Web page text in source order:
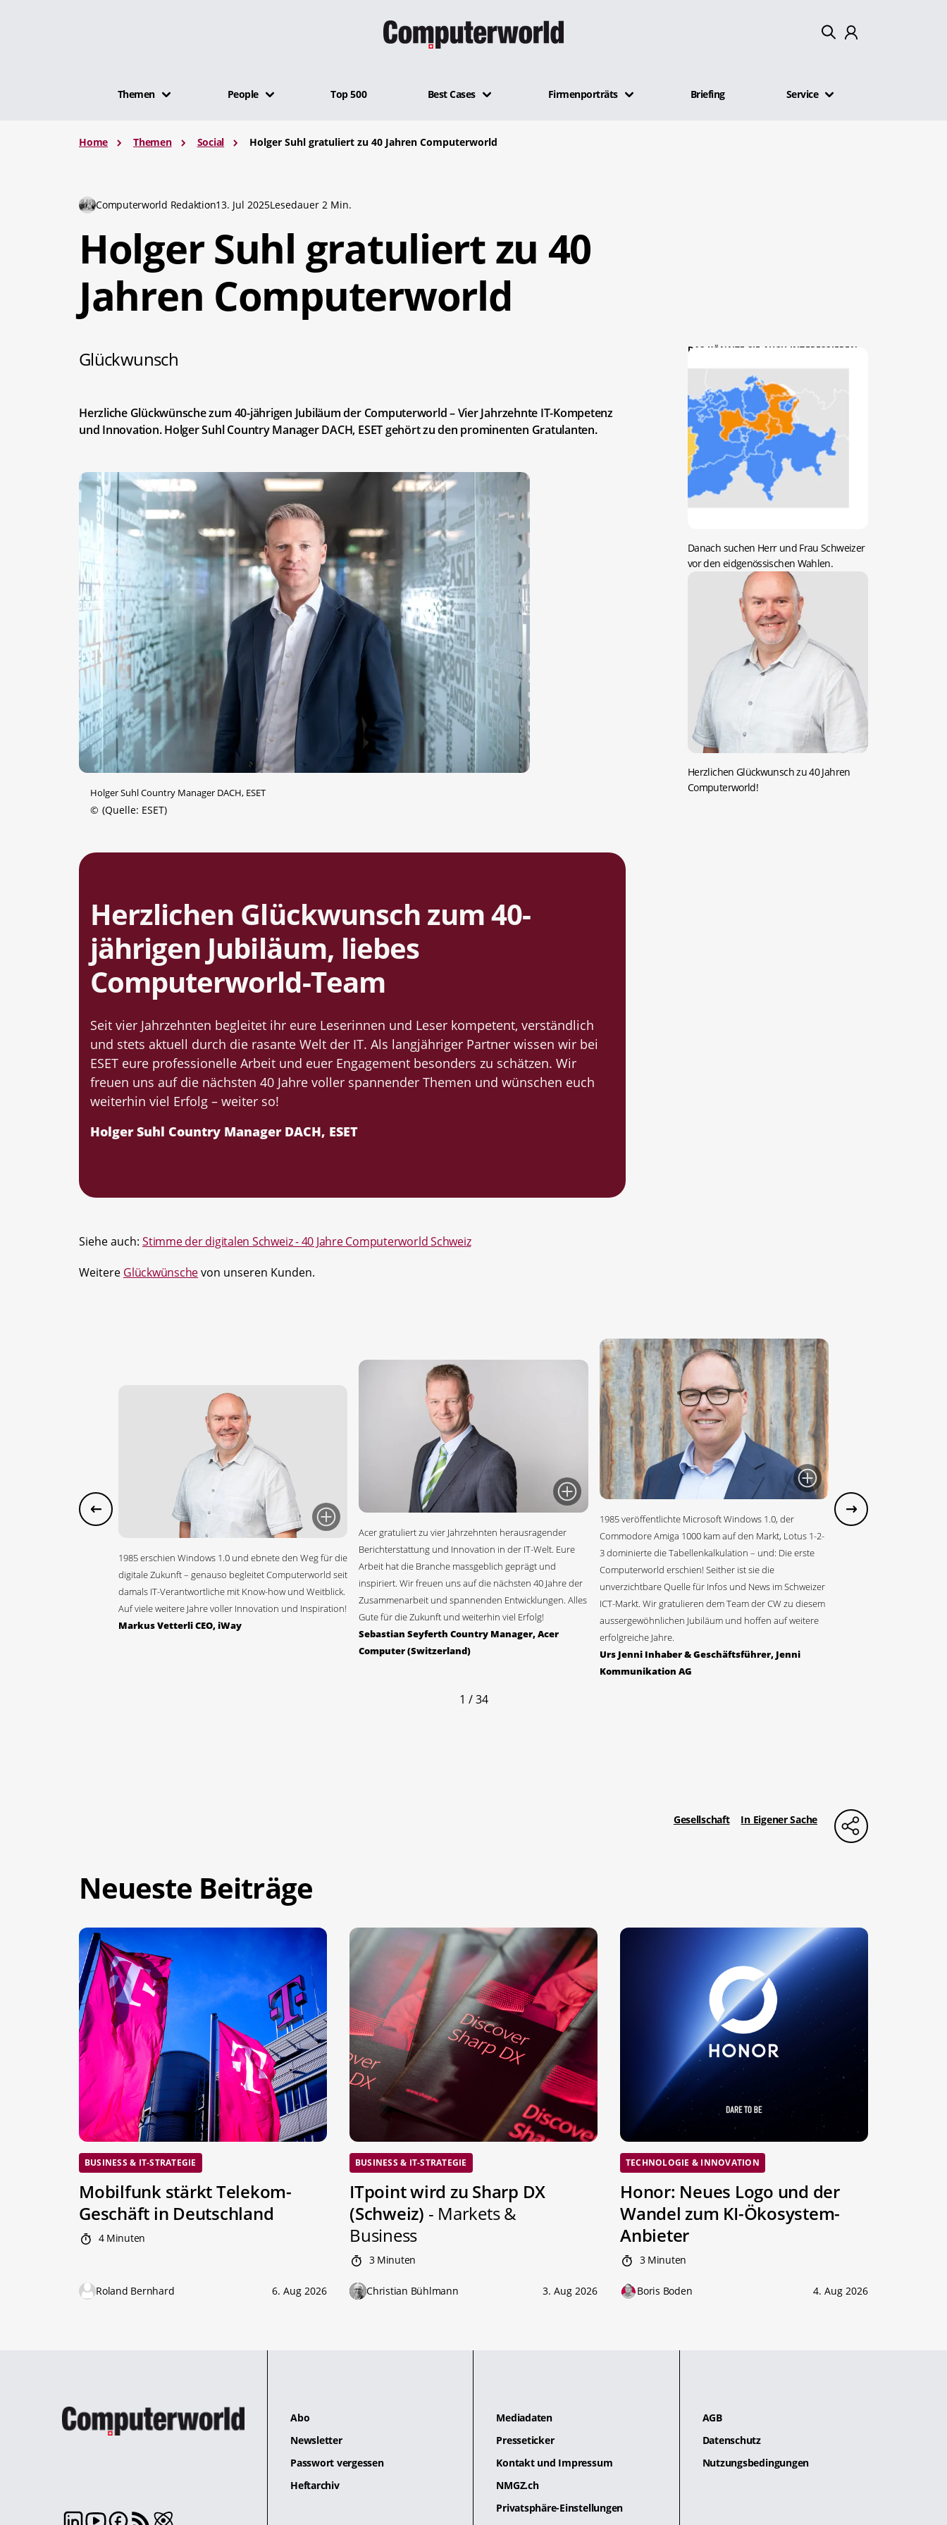
Themen People Top 500 Best Cases Firmenporträts Briefing Service
Home Themen Social Holger Suhl gratuliert zu 40 Jahren Computerworld
Computerworld Redaktion13. Jul 2025Lesedauer 2 Min.
Holger Suhl gratuliert zu 40
Jahren Computerworld
Glückwunsch
Herzliche Glückwünsche zum 40-jährigen Jubiläum der Computerworld – Vier Jahrzehnte IT-Kompetenz
und Innovation. Holger Suhl Country Manager DACH, ESET gehört zu den prominenten Gratulanten.
Holger Suhl Country Manager DACH, ESET
© (Quelle: ESET)
Herzlichen Glückwunsch zum 40-
jährigen Jubiläum, liebes
Computerworld-Team
Seit vier Jahrzehnten begleitet ihr eure Leserinnen und Leser kompetent, verständlich
und stets aktuell durch die rasante Welt der IT. Als langjähriger Partner wissen wir bei
ESET eure professionelle Arbeit und euer Engagement besonders zu schätzen. Wir
freuen uns auf die nächsten 40 Jahre voller spannender Themen und wünschen euch
weiterhin viel Erfolg – weiter so!
Holger Suhl Country Manager DACH, ESET
Siehe auch: Stimme der digitalen Schweiz - 40 Jahre Computerworld Schweiz
Weitere Glückwünschevon unseren Kunden.
DAS KÖNNTE SIE AUCH INTERESSIEREN:
Danach suchen Herr und Frau Schweizer
vor den eidgenössischen Wahlen.
Herzlichen Glückwunsch zu 40 Jahren
Computerworld!
1985 erschien Windows 1.0 und ebnete den Weg für die
digitale Zukunft – genauso begleitet Computerworld seit
damals IT-Verantwortliche mit Know-how und Weitblick.
Auf viele weitere Jahre voller Innovation und Inspiration!
Markus Vetterli CEO, iWay
Acer gratuliert zu vier Jahrzehnten herausragender
Berichterstattung und Innovation in der IT-Welt. Eure
Arbeit hat die Branche massgeblich geprägt und
inspiriert. Wir freuen uns auf die nächsten 40 Jahre der
Zusammenarbeit und spannenden Entwicklungen. Alles
Gute für die Zukunft und weiterhin viel Erfolg!
Sebastian Seyferth Country Manager, Acer
Computer (Switzerland)
1985 veröffentlichte Microsoft Windows 1.0, der
Commodore Amiga 1000 kam auf den Markt, Lotus 1-2-
3 dominierte die Tabellenkalkulation – und: Die erste
Computerworld erschien! Seither ist sie die
unverzichtbare Quelle für Infos und News im Schweizer
ICT-Markt. Wir gratulieren dem Team der CW zu diesem
aussergewöhnlichen Jubiläum und hoffen auf weitere
erfolgreiche Jahre.
Urs Jenni Inhaber & Geschäftsführer, Jenni
Kommunikation AG
1 / 34
Gesellschaft In Eigener Sache
Neueste Beiträge
BUSINESS & IT-STRATEGIE
Mobilfunk stärkt Telekom-
Geschäft in Deutschland
4 Minuten
Roland Bernhard 6. Aug 2026
BUSINESS & IT-STRATEGIE
ITpoint wird zu Sharp DX
(Schweiz) - Markets &
Business
3 Minuten
Christian Bühlmann 3. Aug 2026
TECHNOLOGIE & INNOVATION
Honor: Neues Logo und der
Wandel zum KI-Ökosystem-
Anbieter
3 Minuten
Boris Boden 4. Aug 2026
Abo
Newsletter
Passwort vergessen
Heftarchiv
Mediadaten
Presseticker
Kontakt und Impressum
NMGZ.ch
Privatsphäre-Einstellungen
AGB
Datenschutz
Nutzungsbedingungen